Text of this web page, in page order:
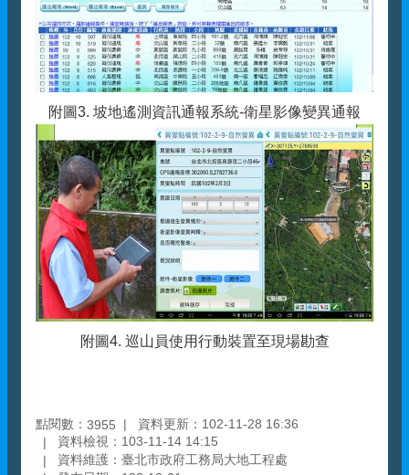
附圖3. 坡地遙測資訊通報系統-衛星影像變異通報
附圖4. 巡山員使用行動裝置至現場勘查
點閱數： 3955
資料更新：102-11-28 16:36
資料檢視：103-11-14 14:15
資料維護：臺北市政府工務局大地工程處